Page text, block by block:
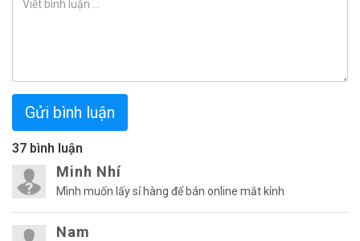
Gửi bình luận
37 bình luận
Minh Nhí
Mình muốn lấy sỉ hàng để bán online mắt kính
Nam